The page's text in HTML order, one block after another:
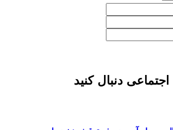
دنبال کنید